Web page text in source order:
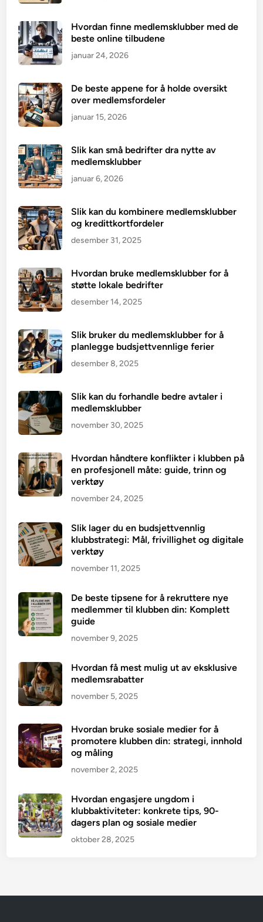
Hvordan finne medlemsklubber med de
beste online tilbudene
januar 24, 2026
De beste appene for å holde oversikt
over medlemsfordeler
januar 15, 2026
Slik kan små bedrifter dra nytte av
medlemsklubber
januar 6, 2026
Slik kan du kombinere medlemsklubber
og kredittkortfordeler
desember 31, 2025
Hvordan bruke medlemsklubber for å
støtte lokale bedrifter
desember 14, 2025
Slik bruker du medlemsklubber for å
planlegge budsjettvennlige ferier
desember 8, 2025
Slik kan du forhandle bedre avtaler i
medlemsklubber
november 30, 2025
Hvordan håndtere konflikter i klubben på
en profesjonell måte: guide, trinn og
verktøy
november 24, 2025
Slik lager du en budsjettvennlig
klubbstrategi: Mål, frivillighet og digitale
verktøy
november 11, 2025
De beste tipsene for å rekruttere nye
medlemmer til klubben din: Komplett
guide
november 9, 2025
Hvordan få mest mulig ut av eksklusive
medlemsrabatter
november 5, 2025
Hvordan bruke sosiale medier for å
promotere klubben din: strategi, innhold
og måling
november 2, 2025
Hvordan engasjere ungdom i
klubbaktiviteter: konkrete tips, 90-
dagers plan og sosiale medier
oktober 28, 2025